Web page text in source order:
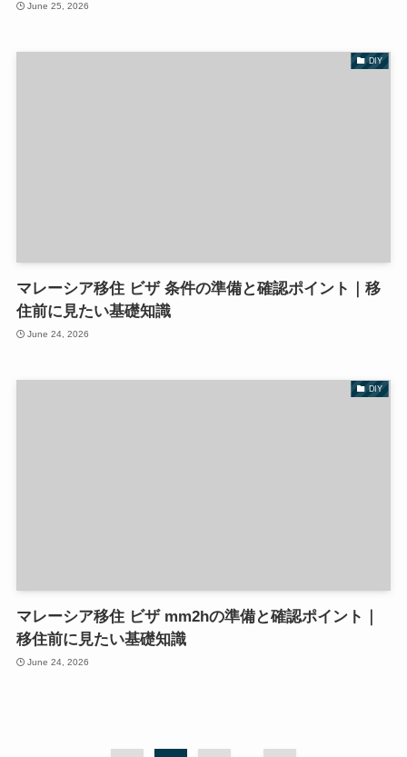
June 25, 2026
DIY
マレーシア移住 ビザ 条件の準備と確認ポイント｜移
住前に見たい基礎知識
June 24, 2026
DIY
マレーシア移住 ビザ mm2hの準備と確認ポイント｜
移住前に見たい基礎知識
June 24, 2026